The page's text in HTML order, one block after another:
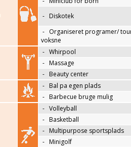
- Diskotek
- Organiseret programer/
voksne
- Whirpool
- Massage
- Beauty center
- Bal pa egen plads
- Barbecue bruge mulig
- Volleyball
- Basketball
- Multipurpose sportsplads
- Minigolf